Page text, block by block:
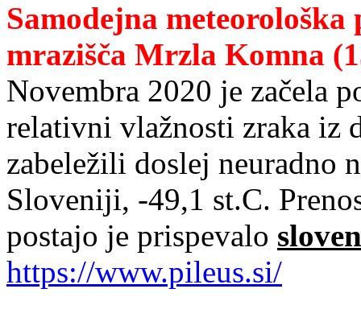
Samodejna
mrazišča Mrzla Komna
Novembra 2020 je začela
relativni vlažnosti zraka iz
zabeležili doslej neuradno
Sloveniji, -49,1 st.C.
postajo je prispevalo
https://www.pileus.si/